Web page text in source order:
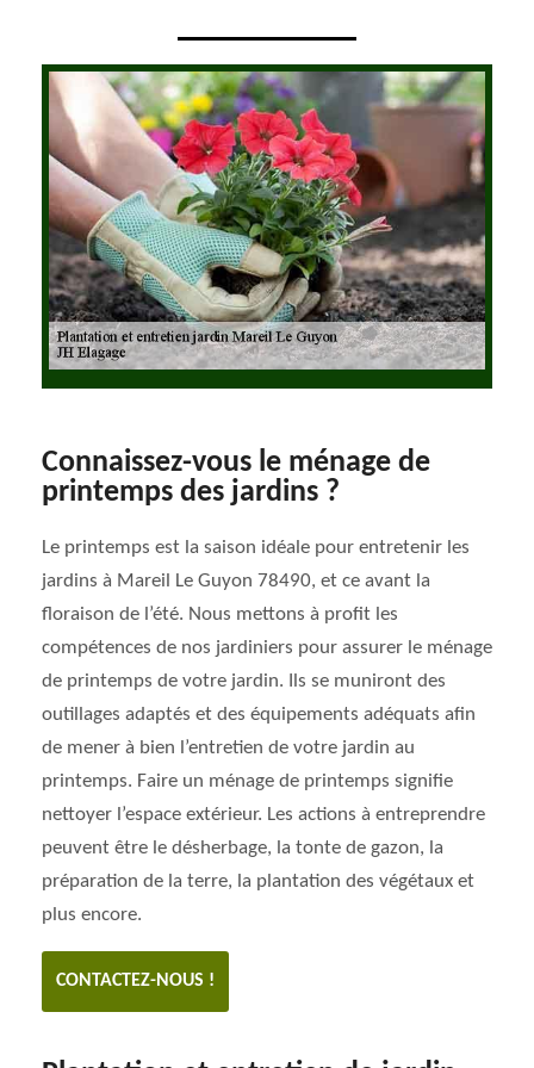
Connaissez-vous le ménage de
printemps des jardins ?
Le printemps est la saison idéale pour entretenir les
jardins à Mareil Le Guyon 78490, et ce avant la
floraison de l’été. Nous mettons à profit les
compétences de nos jardiniers pour assurer le ménage
de printemps de votre jardin. Ils se muniront des
outillages adaptés et des équipements adéquats afin
de mener à bien l’entretien de votre jardin au
printemps. Faire un ménage de printemps signifie
nettoyer l’espace extérieur. Les actions à entreprendre
peuvent être le désherbage, la tonte de gazon, la
préparation de la terre, la plantation des végétaux et
plus encore.
CONTACTEZ-NOUS !